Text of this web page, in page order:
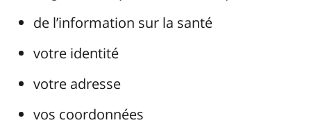
de l’information sur la santé
votre identité
votre adresse
vos coordonnées